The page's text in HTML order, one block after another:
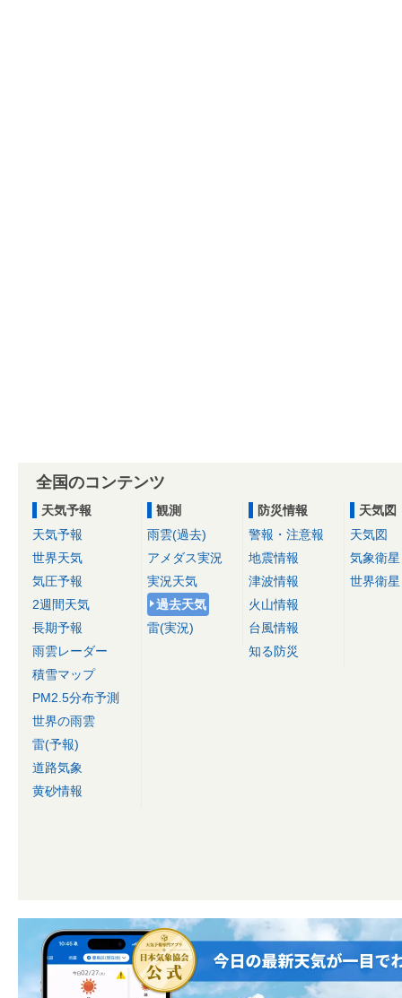
全国のコンテンツ
天気予報
天気予報
世界天気
気圧予報
2週間天気
長期予報
雨雲レーダー
積雪マップ
PM2.5分布予測
世界の雨雲
雷(予報)
道路気象
黄砂情報
観測
雨雲(過去)
アメダス実況
実況天気
過去天気
雷(実況)
防災情報
警報・注意報
地震情報
津波情報
火山情報
台風情報
知る防災
天気図
天気図
気象衛星
世界衛星